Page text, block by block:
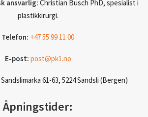
ansvarlig: Christian Busch PhD, spesialist i
plastikkirurgi.
Telefon: +47 55 99 11 00
E-post: post@pk1.no
Sandslimarka 61-63, 5224 Sandsli (Bergen)
Åpningstider: